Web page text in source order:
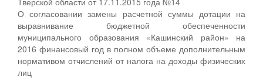
О согласовании замены расчетной суммы дотации на
выравнивание бюджетной обеспеченности
муниципального образования «Кашинский район» на
2016 финансовый год в полном объеме дополнительным
нормативом отчислений от налога на доходы физических
лиц